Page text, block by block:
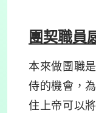
團契職員
本來做團職
侍的機會，
住上帝可以